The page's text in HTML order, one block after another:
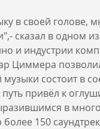
в своей голове,
сказал в одном
и индустрии
Циммера
состоит в
привёл к
в
150